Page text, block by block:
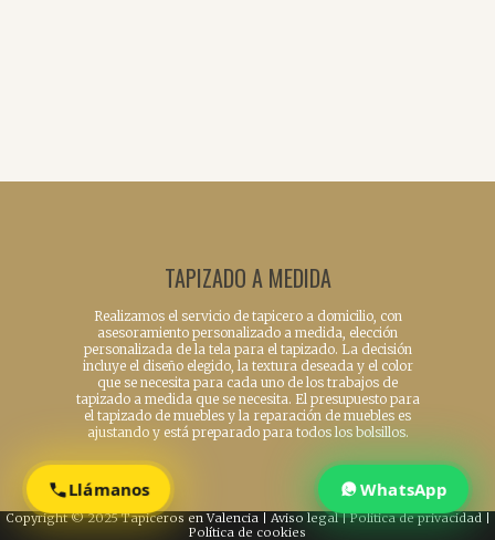
TAPIZADO A MEDIDA
Realizamos el servicio de tapicero a domicilio, con
asesoramiento personalizado a medida, elección
personalizada de la tela para el tapizado. La decisión
incluye el diseño elegido, la textura deseada y el color
que se necesita para cada uno de los trabajos de
tapizado a medida que se necesita. El presupuesto para
el tapizado de muebles y la reparación de muebles es
ajustando y está preparado para todos los bolsillos.
Copyright © 2025 Tapiceros en Valencia | Aviso legal|Política de privacidad|
Política de cookies
Llámanos WhatsApp